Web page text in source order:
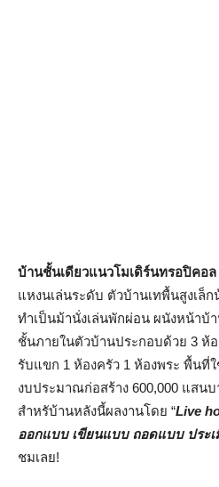
บ้านชั้นเดียวแนวโมเดิร์นทรอปิคอล
แหงนเล่นระดับ ตัวบ้านเทพื้นสูงเล็
ทำเป็นม้านั่งเล่นพักผ่อน ผนังหน้าบ้
ชั้นภายในตัวบ้านประกอบด้วย 3 ห้
รับแขก 1 ห้องครัว 1 ห้องพระ พื้น
งบประมาณก่อสร้าง 600,000 แสนบ
สำหรับ้านหลังนี้ผลงานโดย “Live
ออกแบบ เขียนแบบ ถอดแบบ ประ
ชมเลย!